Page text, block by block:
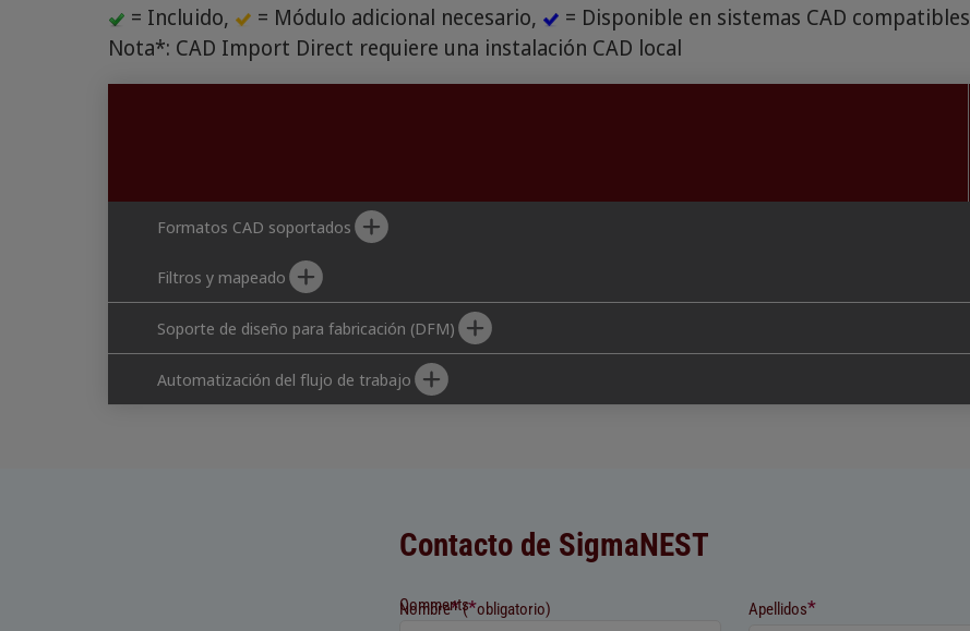
= Incluido, = Módulo adicional necesario,
= Disponible en sistemas CAD compatibles
Nota*: CAD Import Direct requiere una instalación CAD local
Formatos CAD soportados
Filtros y mapeado
Soporte de diseño para fabricación (DFM)
Automatización del flujo de trabajo
Contacto de SigmaNEST
Comments
Nombre*(*obligatorio) Apellidos*